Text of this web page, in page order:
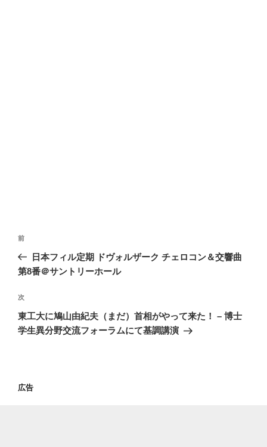
投
ナ
ゲ
ー
シ
過
去
の
稿
前
日本フィル定期 ドヴォルザーク チェロコン＆交響曲
第8番＠サントリーホール
次
の
投
次
東工大に鳩山由紀夫（まだ）首相がやって来た！ – 博士
学生異分野交流フォーラムにて基調講演
広告